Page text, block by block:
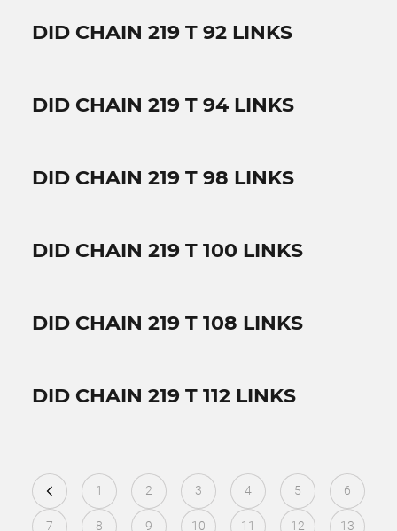
DID CHAIN 219 T 92 LINKS
DID CHAIN 219 T 94 LINKS
DID CHAIN 219 T 98 LINKS
DID CHAIN 219 T 100 LINKS
DID CHAIN 219 T 108 LINKS
DID CHAIN 219 T 112 LINKS
1 2 3 4 5 6
7 8 9 10 11 12 13